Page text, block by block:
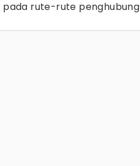
rute-rute penghubung